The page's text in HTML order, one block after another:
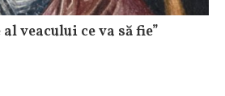
veacului ce va să fie”